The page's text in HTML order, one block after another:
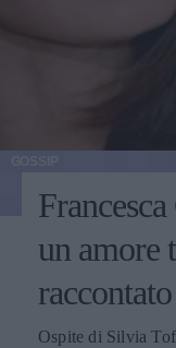
un amore
Ospite di Silvia